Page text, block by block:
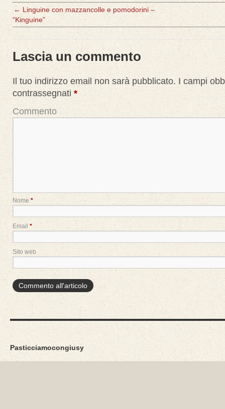
← Linguine con mazzancolle e pomodorini –
“Kinguine”
Lascia un commento
Il tuo indirizzo email non sarà pubblicato. I campi
contrassegnati *
Commento
Nome *
Email *
Sito web
Pasticciamocongiusy